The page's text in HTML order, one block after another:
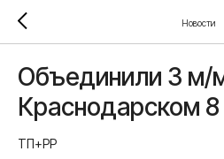
Новости
Объединили 3 м/
Краснодарском 8
ТП+РР